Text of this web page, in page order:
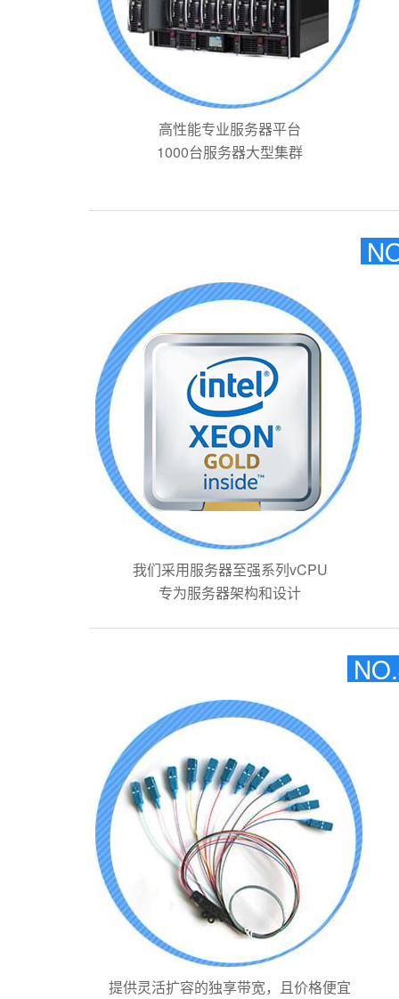
高性能专业服务器平台
1000台服务器大型集群
我们采用服务器至强系列vCPU
专为服务器架构和设计
提供灵活扩容的独享带宽，且价格便宜